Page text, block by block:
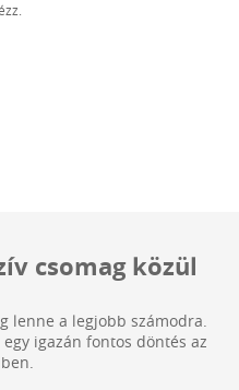
csomag közül
lenne a legjobb számodra.
igazán fontos döntés az